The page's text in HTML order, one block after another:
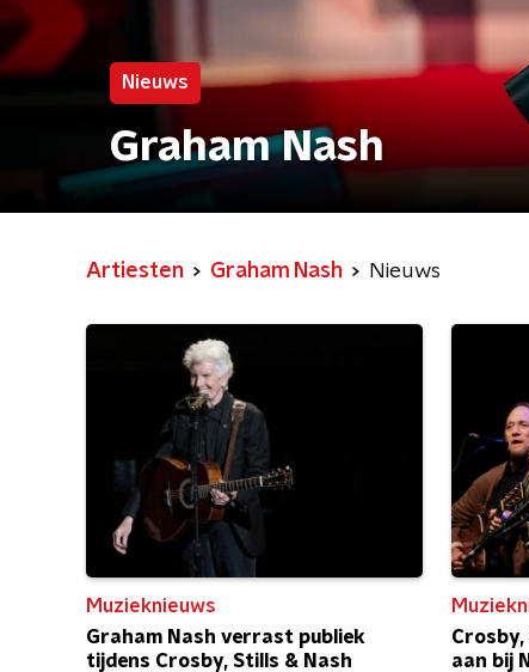
Nieuws
Graham Nash
Artiesten Graham Nash Nieuws
Muzieknieuws
Graham Nash verrast publiek
tijdens Crosby, Stills & Nash
aan bij